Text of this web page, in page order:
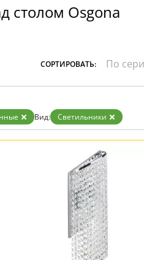
столом Osgona
СОРТИРОВАТЬ:
Вид: Светильники